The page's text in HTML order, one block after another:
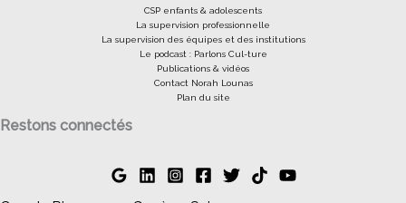
CSP enfants & adolescents
La supervision professionnelle
La supervision des équipes et des institutions
Le podcast : Parlons Cul-ture
Publications & vidéos
Contact Norah Lounas
Plan du site
Restons connectés